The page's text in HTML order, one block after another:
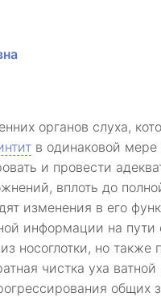
органов слуха,
в одинаковой
и провести
вплоть до
изменения в его
информации на пути
носоглотки, но
чистка уха
общих